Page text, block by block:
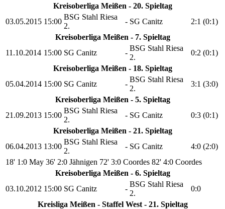
Kreisoberliga Meißen - 20. Spieltag
03.05.2015 15:00
BSG Stahl Riesa
2.
- SG Canitz
2:1 (0:1)
Kreisoberliga Meißen - 7. Spieltag
11.10.2014 15:00 SG Canitz -
BSG Stahl Riesa
2.
0:2 (0:1)
Kreisoberliga Meißen - 18. Spieltag
05.04.2014 15:00 SG Canitz -
BSG Stahl Riesa
2.
3:1 (3:0)
Kreisoberliga Meißen - 5. Spieltag
21.09.2013 15:00
BSG Stahl Riesa
2.
- SG Canitz
0:3 (0:1)
Kreisoberliga Meißen - 21. Spieltag
06.04.2013 13:00
BSG Stahl Riesa
2.
- SG Canitz
4:0 (2:0)
18' 1:0 May 36' 2:0 Jähnigen 72' 3:0 Coordes 82' 4:0 Coordes
Kreisoberliga Meißen - 6. Spieltag
03.10.2012 15:00 SG Canitz -
BSG Stahl Riesa
2.
0:0
Kreisliga Meißen - Staffel West - 21. Spieltag